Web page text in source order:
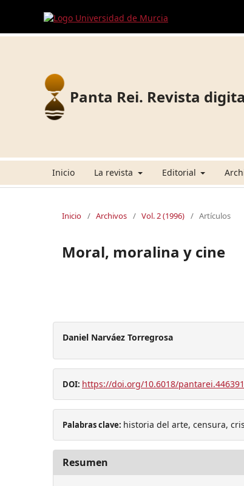
Panta Rei. Revista
Inicio La revista Editorial
Inicio / Archivos / Vol. 2 (1996) / Artículos
Moral, moralina y cine
Daniel Narváez Torregrosa
DOI: https://doi.org/10.6018/pantarei.446391
Palabras clave: historia del arte, censura,
Resumen